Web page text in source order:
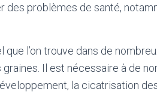
des problèmes de santé,
l’on trouve dans de
graines. Il est nécessaire à de
la cicatrisation